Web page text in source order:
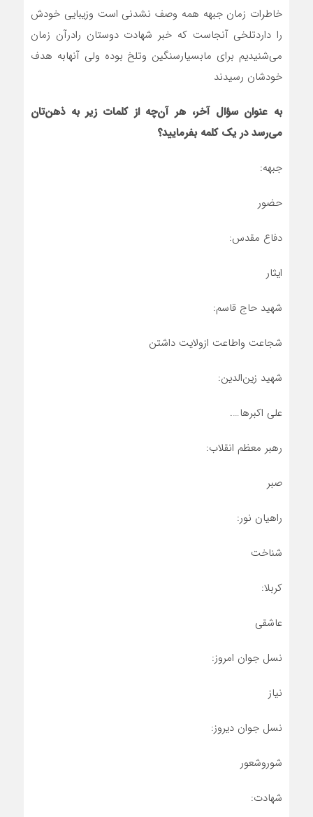
خاطرات زمان جبهه همه وصف نشدنی است وزیبایی خودش
را داردتلخی آنجاست که خبر شهادت دوستان رادرآن زمان
می‌شنیدیم برای مابسیارسنگین وتلخ بوده ولی آنهابه هدف
خودشان رسیدند
به عنوان سؤال آخر، هر آن‌چه از کلمات زیر به ذهن‌تان
می‌رسد در یک کلمه بفرمایید؟
جبهه:
حضور
دفاع مقدس:
ایثار
شهید حاج قاسم:
شجاعت واطاعت ازولایت داشتن
شهید زین‌الدین:
علی اکبرها….
رهبر معظم انقلاب:
صبر
راهیان نور:
شناخت
کربلا:
عاشقی
نسل جوان امروز:
نیاز
نسل جوان دیروز:
شوروشعور
شهادت: